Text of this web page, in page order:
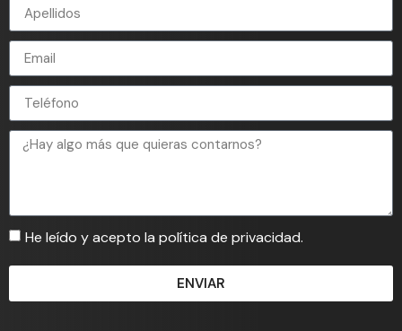
He leído y acepto la política de privacidad.
ENVIAR